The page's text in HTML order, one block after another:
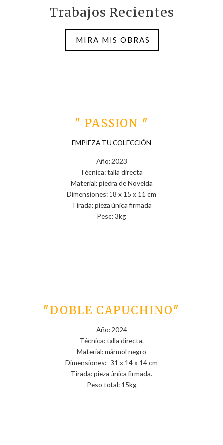
"DOBLE CAPUCHINO"
Año: 2024
Técnica: talla directa.
Material: mármol negro
Dimensiones: 31 x 14 x 14 cm
Tirada: pieza única firmada.
Peso total: 15kg
Trabajos Recientes
MIRA MIS OBRAS
" PASSION "
EMPIEZA TU COLECCIÓN
Año: 2023
Técnica: talla directa
Material: piedra de Novelda
Dimensiones: 18 x 15 x 11 cm
Tirada: pieza única firmada
Peso: 3kg